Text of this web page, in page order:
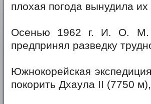
плохая погода вынудила их
Осенью 1962 г. И. О. М.
предпринял разведку
Южнокорейская
покорить Дхаула II (7750